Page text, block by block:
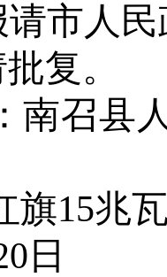
市人
复。
南召县
旗15兆
日